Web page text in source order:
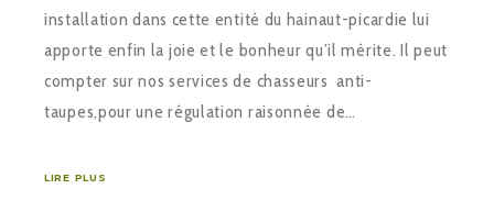
installation dans cette entité du hainaut-picardie lui
apporte enfin la joie et le bonheur qu’il mérite. Il peut
compter sur nos services de chasseurs anti-
taupes,pour une régulation raisonnée de…
LIRE PLUS